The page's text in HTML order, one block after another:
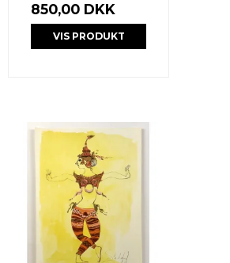
850,00 DKK
VIS PRODUKT